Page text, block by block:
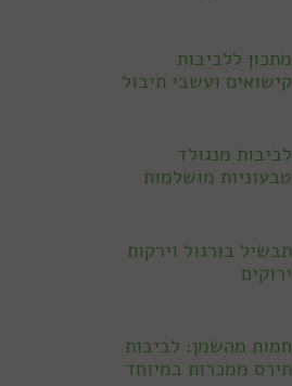
מתכון ללביבות
קישואים ועשבי תיבול
לביבות מנגולד
טבעוניות מושלמות
תבשיל בורגול וירקות
ירוקים
חמות מהשמן: לביבות
תירס ממכרות במיוחד